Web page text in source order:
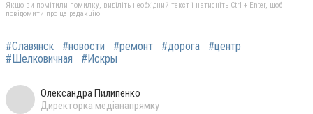
Якщо ви помітили помилку, виділіть необхідний текст і натисніть Ctrl + Enter, щоб
повідомити про це редакцію
#Славянск #новости #ремонт #дорога
#центр
#Шелковичная
#Искры
Олександра Пилипенко
Директорка медіанапрямку